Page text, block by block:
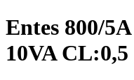
Entes 800/
10VA